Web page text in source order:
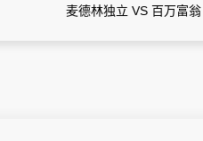
麦德林独立 VS 百万富翁